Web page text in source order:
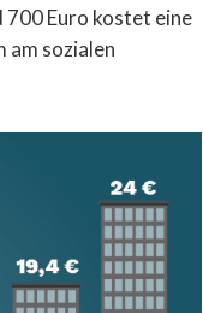
Euro kostet eine
am sozialen